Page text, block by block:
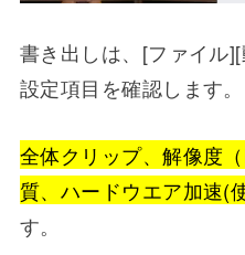
書き出しは、[ファイル
設定項目を確認します。
全体クリップ、解像度
質、ハードウエア加速(
す。